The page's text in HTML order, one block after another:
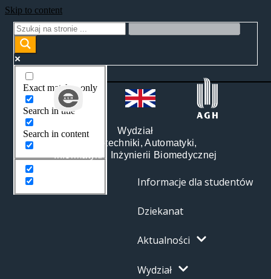
Skip to content
Exact matches only
Search in title
Search in content
Wydział
Elektrotechniki, Automatyki,
Informatyki i Inżynierii Biomedycznej
Informacje dla studentów
Dziekanat
Aktualności
Wydział